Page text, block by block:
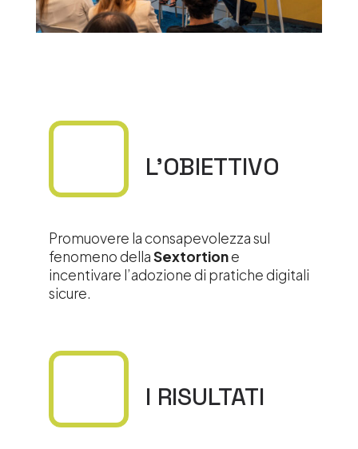
L’OBIETTIVO
Promuovere la consapevolezza sul
fenomeno dellaSextortione
incentivare l’adozione di pratiche digitali
sicure.
I RISULTATI